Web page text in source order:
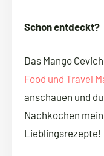
Schon entdeckt?
Das Mango
Food und Travel
anschauen und
Nachkochen
Lieblingsrezepte!